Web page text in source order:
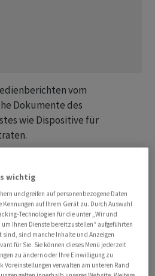
vom
Dokumente des
wie Dispositive für
von der Gruppierung "Play"
In der Zwischenzeit seien sie
Seite entfernt worden,
teilte das NCSC
der Nachrichtenagentur
wichtig
und greifen auf personenbezogene Daten
auf Ihrem Gerät zu. Durch Auswahl
Technologien für die unter „Wir und
Ihnen Dienste bereitzustellen“ aufgeführten
sind manche Inhalte und Anzeigen
für Sie. Sie können dieses Menü jederzeit
zu ändern oder Ihre Einwilligung zu
Voreinstellungen verwalten am unteren Rand